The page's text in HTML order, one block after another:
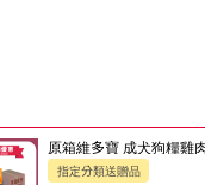
原箱維多寶 成犬狗糧雞
指定分類送贈品